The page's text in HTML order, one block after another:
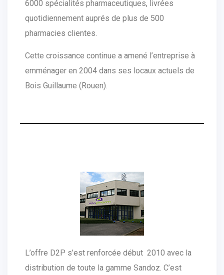
6000 spécialités pharmaceutiques, livrées
quotidiennement auprés de plus de 500
pharmacies clientes.
Cette croissance continue a amené l’entreprise à
emménager en 2004 dans ses locaux actuels de
Bois Guillaume (Rouen).
L’offre D2P s’est renforcée début 2010 avec la
distribution de toute la gamme Sandoz. C’est